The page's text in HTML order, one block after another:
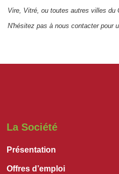
Vire, Vitré, ou toutes autres villes du
N'hésitez pas à nous contacter pour
La Société
Présentation
Offres d’emploi